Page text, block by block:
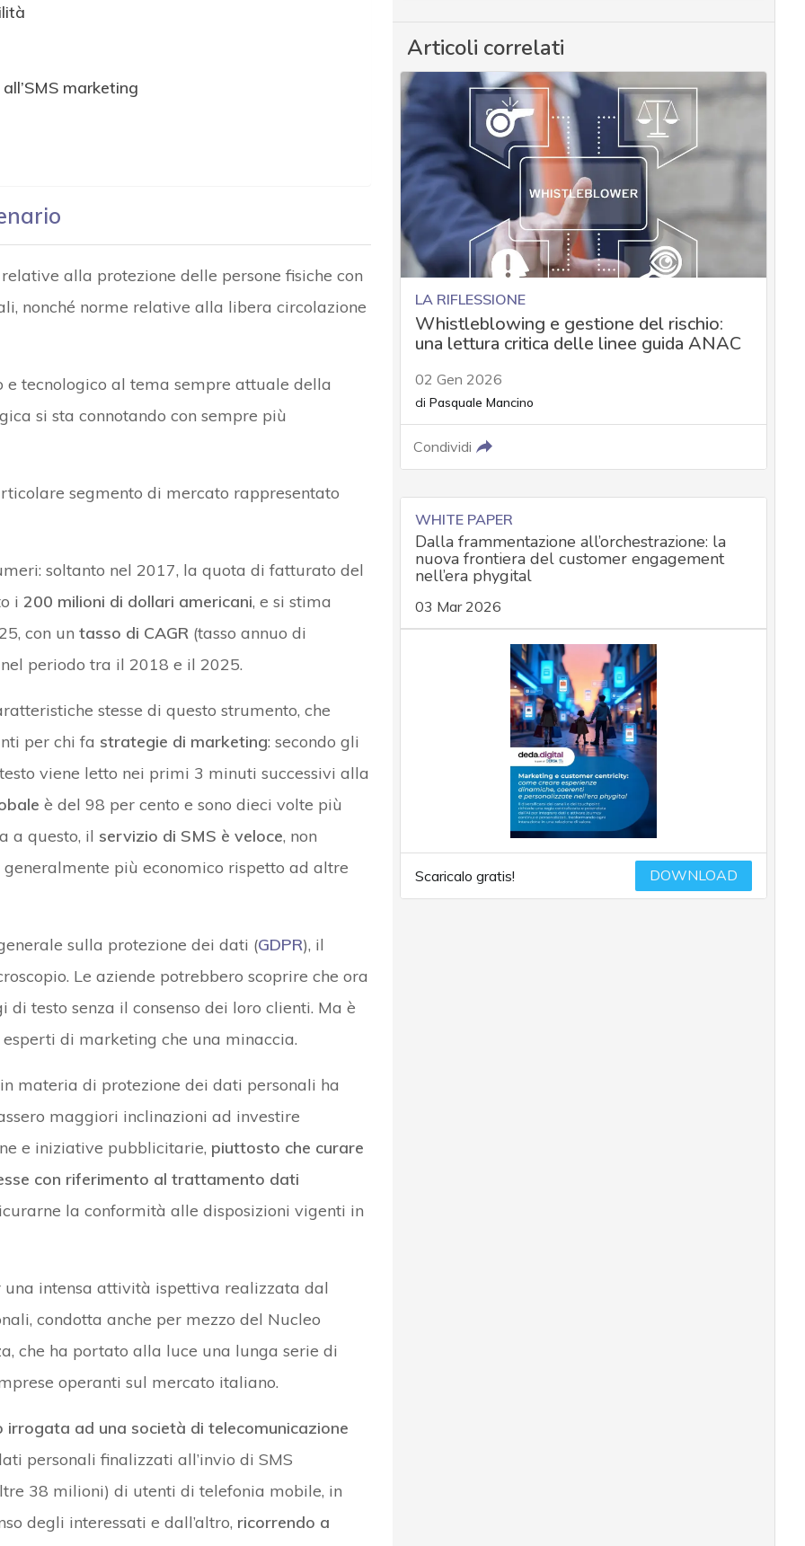
marketing
alla protezione delle persone fisiche con
nonché norme relative alla libera circolazione
e tecnologico al tema sempre attuale della
si sta connotando con sempre più
segmento di mercato rappresentato
soltanto nel 2017, la quota di fatturato del
i 200 milioni di dollari americani, e si stima
con un tasso di CAGR(tasso annuo di
periodo tra il 2018 e il 2025.
stesse di questo strumento, che
per chi fa strategie di marketing: secondo gli
viene letto nei primi 3 minuti successivi alla
è del 98 per cento e sono dieci volte più
a questo, il servizio di SMS è veloce, non
più economico rispetto ad altre
sulla protezione dei dati (GDPR), il
Le aziende potrebbero scoprire che ora
testo senza il consenso dei loro clienti. Ma è
di marketing che una minaccia.
materia di protezione dei dati personali ha
maggiori inclinazioni ad investire
e iniziative pubblicitarie, piuttosto che curare
con riferimento al trattamento dati
la conformità alle disposizioni vigenti in
intensa attività ispettiva realizzata dal
condotta anche per mezzo del Nucleo
che ha portato alla luce una lunga serie di
operanti sul mercato italiano.
irrogata ad una società di telecomunicazione
personali finalizzati all’invio di SMS
38 milioni) di utenti di telefonia mobile, in
degli interessati e dall’altro, ricorrendo a
Articoli correlati
LA RIFLESSIONE
Whistleblowing e gestione del rischio:
una lettura critica delle linee guida ANAC
02 Gen 2026
di Pasquale Mancino
Condividi
WHITE PAPER
Dalla frammentazione all’orchestrazione: la
nuova frontiera del customer engagement
nell’era phygital
03 Mar 2026
Scaricalo gratis! DOWNLOAD